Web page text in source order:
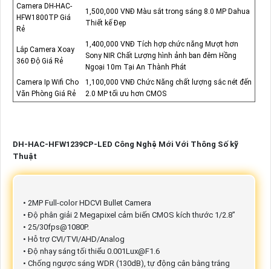
Camera DH-HAC-
HFW1800TP Giá
Rẻ
1,500,000 VNĐ Màu sắt trong sáng 8.0 MP Dahua
Thiết kế Đẹp
Lắp Camera Xoay
360 Độ Giá Rẻ
1,400,000 VNĐ Tích hợp chức năng Mượt hơn
Sony NIR Chất Lượng hình ảnh ban đêm Hồng
Ngoại 10m Tại An Thành Phát
Camera Ip Wifi Cho
Văn Phòng Giá Rẻ
1,100,000 VNĐ Chức Năng chất lượng sắc nét đến
2.0 MP tối ưu hơn CMOS
DH-HAC-HFW1239CP-LED Công Nghệ Mới Với Thông Số kỹ
Thuật
• 2MP Full-color HDCVI Bullet Camera
• Độ phân giải 2 Megapixel cảm biến CMOS kích thước 1/2.8”
• 25/30fps@1080P.
• Hỗ trợ CVI/TVI/AHD/Analog
• Độ nhạy sáng tối thiểu 0.001Lux@F1.6
• Chống ngược sáng WDR (130dB), tự động cân bằng trắng